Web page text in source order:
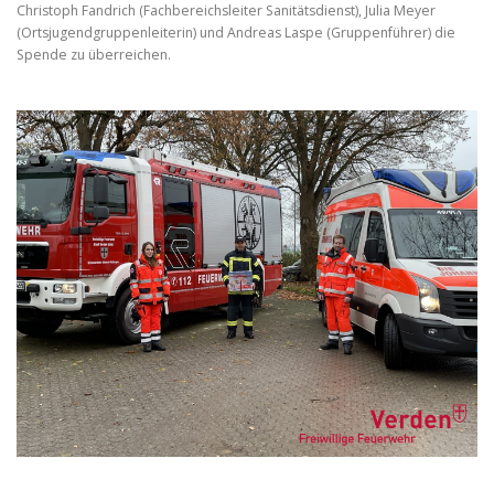
Christoph Fandrich (Fachbereichsleiter Sanitätsdienst), Julia Meyer
(Ortsjugendgruppenleiterin) und Andreas Laspe (Gruppenführer) die
Spende zu überreichen.